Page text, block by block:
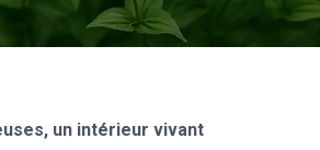
un intérieur vivant